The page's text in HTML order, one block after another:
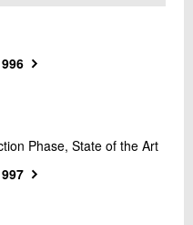
og -styring
vibrering
Phase, State of the Art